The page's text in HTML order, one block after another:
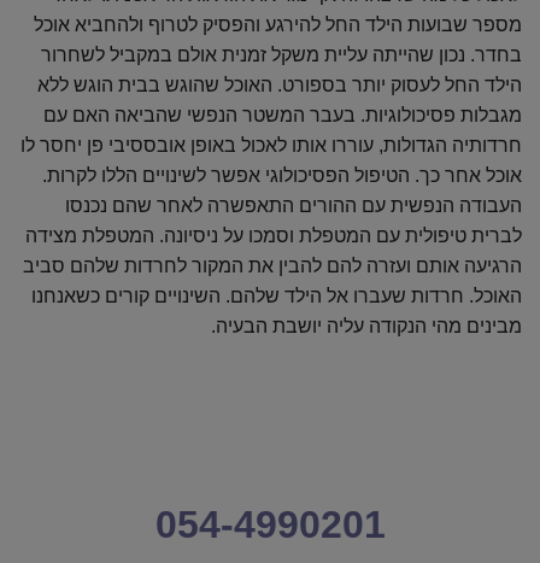
מספר שבועות הילד החל להירגע והפסיק לטרוף ולהחביא אוכל
בחדר. נכון שהייתה עליית משקל זמנית אולם במקביל לשחרור
הילד החל לעסוק יותר בספורט. האוכל שהוגש בבית הוגש ללא
מגבלות פסיכולוגיות. בעבר המשטר הנפשי שהביאה האם עם
חרדותיה הגדולות, עוררו אותו לאכול באופן אובססיבי פן יחסר לו
אוכל אחר כך. הטיפול הפסיכולוגי אפשר לשינויים הללו לקרות.
העבודה הנפשית עם ההורים התאפשרה לאחר שהם נכנסו
לברית טיפולית עם המטפלת וסמכו על ניסיונה. המטפלת מצידה
הרגיעה אותם ועזרה להם להבין את המקור לחרדות שלהם סביב
האוכל. חרדות שעברו אל הילד שלהם. השינויים קורים כשאנחנו
מבינים מהי הנקודה עליה יושבת הבעיה.
054-4990201